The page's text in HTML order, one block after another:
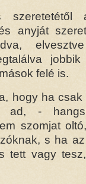
szeretetétől
anyját
jobbik
felé is.
hogy ha
-
szomjat
s ha
tett vagy